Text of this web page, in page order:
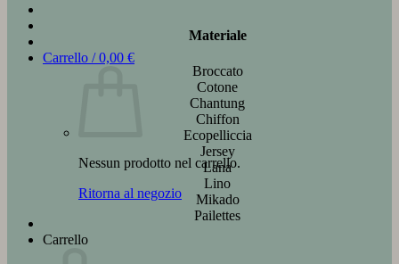
Carrello /0,00 €
Nessun prodotto nel carrello.
Ritorna al negozio
Carrello
Materiale
Broccato
Cotone
Chantung
Chiffon
Ecopelliccia
Jersey
Lana
Lino
Mikado
Pailettes